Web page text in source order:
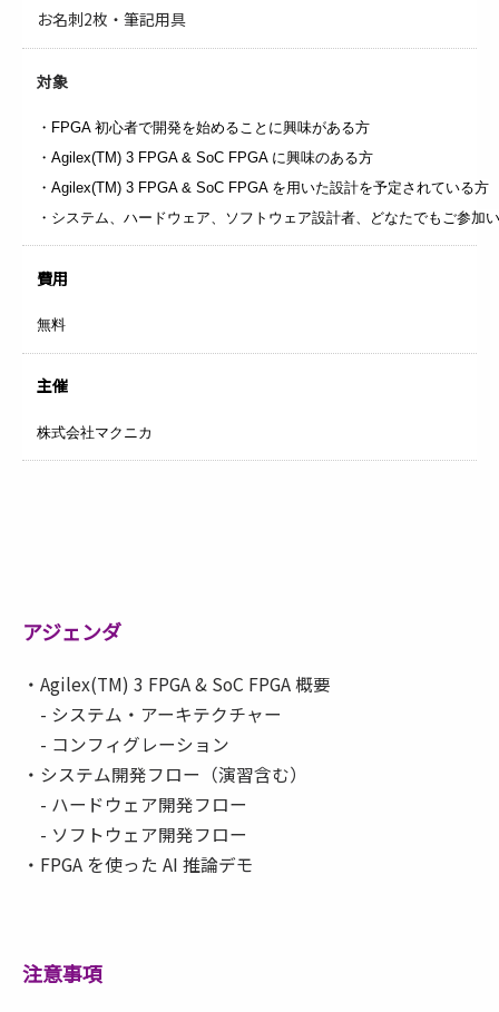
お名刺2枚・筆記用具
対象
・FPGA 初心者で開発を始めることに興味がある方
・Agilex(TM) 3 FPGA & SoC FPGA に興味のある方
・Agilex(TM) 3 FPGA & SoC FPGA を用いた設計を予定されている方
・システム、ハードウェア、ソフトウェア設計者、どなたでもご参加
費用
無料
主催
株式会社マクニカ
アジェンダ
・Agilex(TM) 3 FPGA & SoC FPGA 概要
- システム・アーキテクチャー
- コンフィグレーション
・システム開発フロー（演習含む）
- ハードウェア開発フロー
- ソフトウェア開発フロー
・FPGA を使った AI 推論デモ
注意事項